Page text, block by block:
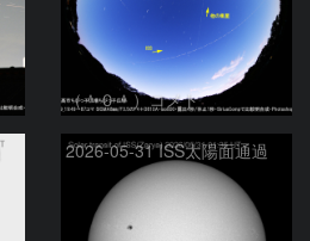
（＾０＾）コメト
2026-05-31 ISS太陽面通過